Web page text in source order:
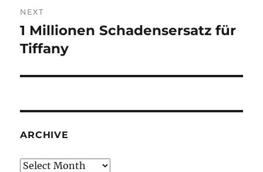
NEXT
Next
post:
1 Millionen Schadensersatz für
Tiffany
ARCHIVE
Archive